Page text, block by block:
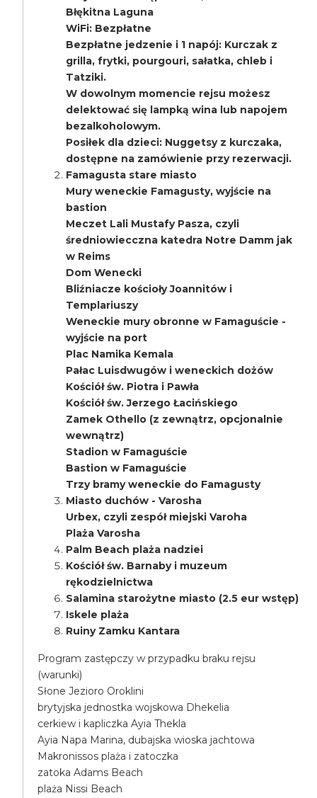
Błękitna Laguna
WiFi: Bezpłatne
Bezpłatne jedzenie i 1 napój: Kurczak z
grilla, frytki, pourgouri, sałatka, chleb i
Tatziki.
W dowolnym momencie rejsu możesz
delektować się lampką wina lub napojem
bezalkoholowym.
Posiłek dla dzieci: Nuggetsy z kurczaka,
dostępne na zamówienie przy rezerwacji.
Famagusta stare miasto
Mury weneckie Famagusty, wyjście na
bastion
Meczet Lali Mustafy Pasza, czyli
średniowiecczna katedra Notre Damm jak
w Reims
Dom Wenecki
Bliźniacze kościoły Joannitów i
Templariuszy
Weneckie mury obronne w Famaguście -
wyjście na port
Plac Namika Kemala
Pałac Luisdwugów i weneckich dożów
Kościół św. Piotra i Pawła
Kościół św. Jerzego Łacińskiego
Zamek Othello (z zewnątrz, opcjonalnie
wewnątrz)
Stadion w Famaguście
Bastion w Famaguście
Trzy bramy weneckie do Famagusty
Miasto duchów - Varosha
Urbex, czyli zespół miejski Varoha
Plaża Varosha
Palm Beach plaża nadziei
Kościół św. Barnaby i muzeum
rękodzielnictwa
Salamina starożytne miasto (2.5 eur wstęp)
Iskele plaża
Ruiny Zamku Kantara
Program zastępczy w przypadku braku rejsu
(warunki)
Słone Jezioro Oroklini
brytyjska jednostka wojskowa Dhekelia
cerkiew i kapliczka Ayia Thekla
Ayia Napa Marina, dubajska wioska jachtowa
Makronissos plaża i zatoczka
zatoka Adams Beach
plaża Nissi Beach